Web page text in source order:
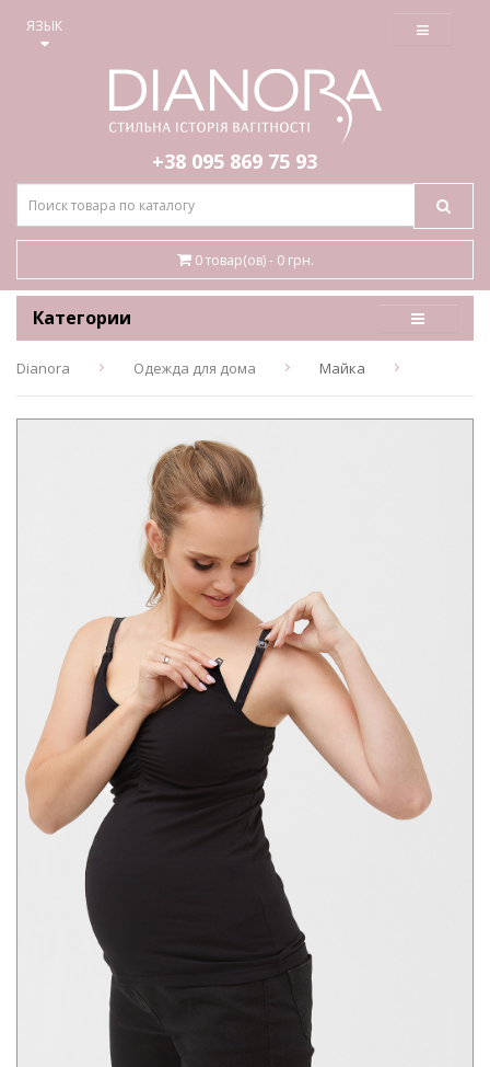
ЯЗЫК ≡
+38 095 869 75 93
0 товар(ов) - 0 грн.
Категории
Dianora Одежда для дома Майка